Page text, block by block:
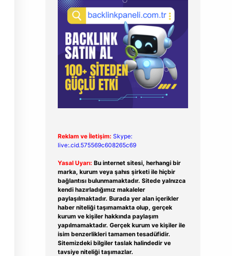
Reklam ve İletişim: Skype:
live:.cid.575569c608265c69
Yasal Uyarı: Bu internet sitesi, herhangi bir
marka, kurum veya şahıs şirketi ile hiçbir
bağlantısı bulunmamaktadır. Sitede yalnızca
kendi hazırladığımız makaleler
paylaşılmaktadır. Burada yer alan içerikler
haber niteliği taşımamakta olup, gerçek
kurum ve kişiler hakkında paylaşım
yapılmamaktadır. Gerçek kurum ve kişiler ile
isim benzerlikleri tamamen tesadüfidir.
Sitemizdeki bilgiler taslak halindedir ve
tavsiye niteliği taşımazlar.